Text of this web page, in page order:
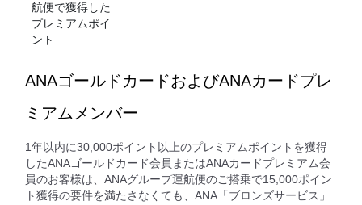
航便で獲得した
プレミアムポイ
ント
ANAゴールドカードおよびANAカードプレ
ミアムメンバー
1年以内に30,000ポイント以上のプレミアムポイントを獲得
したANAゴールドカード会員またはANAカードプレミアム会
員のお客様は、ANAグループ運航便のご搭乗で15,000ポイン
ト獲得の要件を満たさなくても、ANA「ブロンズサービス」